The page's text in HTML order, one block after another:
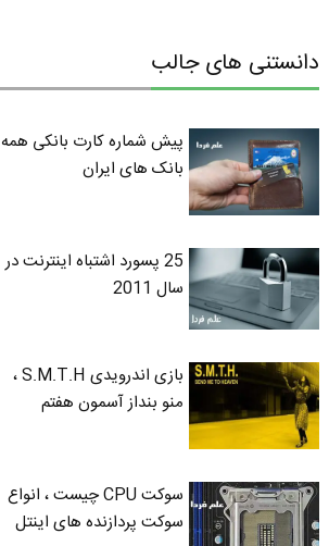
دانستنی های جالب
پیش شماره کارت بانکی همه
بانک های ایران
25 پسورد اشتباه اینترنت در
سال 2011
بازی اندرویدی S.M.T.H ،
منو بنداز آسمون هفتم
سوکت CPU چیست ، انواع
سوکت پردازنده های اینتل